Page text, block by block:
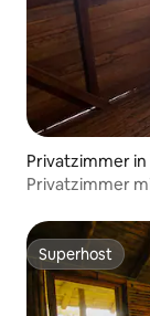
Privatzimmer in
Privatzimmer
Superhost
Superhost